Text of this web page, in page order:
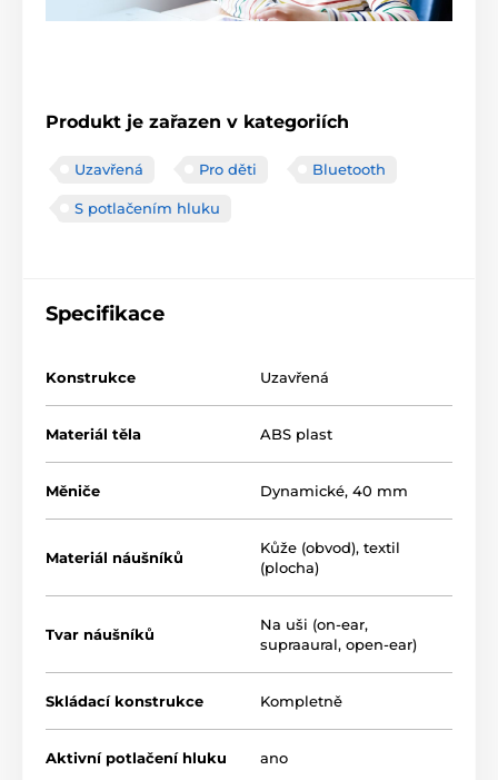
Produkt je zařazen v kategoriích
Uzavřená Pro děti Bluetooth
S potlačením hluku
Specifikace
Konstrukce Uzavřená
Materiál těla ABS plast
Měniče Dynamické, 40 mm
Materiál náušníků
Kůže (obvod), textil
(plocha)
Tvar náušníků
Na uši (on-ear,
supraaural, open-ear)
Skládací konstrukce Kompletně
Aktivní potlačení hluku ano